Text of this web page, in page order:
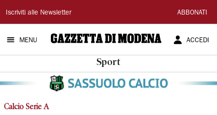
Gazzetta
di
Modena
Iscriviti alle Newsletter ABBONATI
MENU ACCEDI
Sport
Calcio Serie A